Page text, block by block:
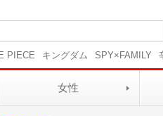
PIECE キングダム SPY×FAMILY
女性